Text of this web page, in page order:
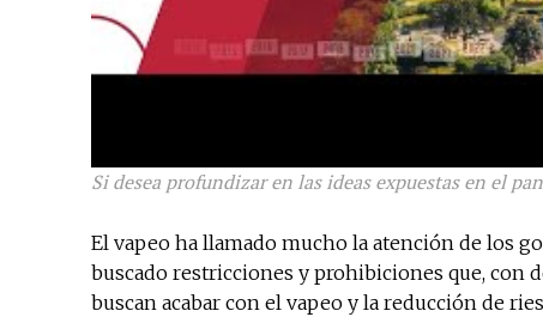
Si desea profundizar en las ideas expuestas en el
El vapeo ha llamado mucho la atención de los
buscado restricciones y prohibiciones que, con
buscan acabar con el vapeo y la reducción de